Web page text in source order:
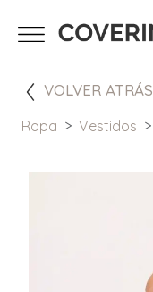
VOLVER ATRÁS
Ropa Vestidos